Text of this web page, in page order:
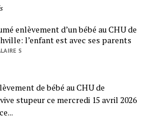
enlèvement d’un bébé au CHU de
l’enfant est avec ses parents
S
de bébé au CHU de
stupeur ce mercredi 15 avril 2026